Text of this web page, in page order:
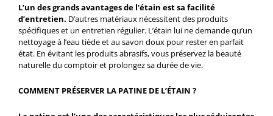
L’un des grands avantages de l’étain est sa facilité
d’entretien. D’autres matériaux nécessitent des produits
spécifiques et un entretien régulier. L’étain lui ne demande qu’un
nettoyage à l’eau tiède et au savon doux pour rester en parfait
état. En évitant les produits abrasifs, vous préservez la beauté
naturelle du comptoir et prolongez sa durée de vie.
COMMENT PRÉSERVER LA PATINE DE L’ÉTAIN ?